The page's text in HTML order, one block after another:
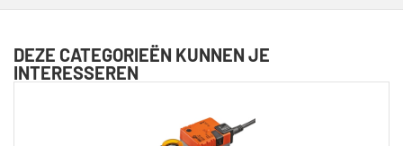
DEZE CATEGORIEËN KUNNEN JE
INTERESSEREN